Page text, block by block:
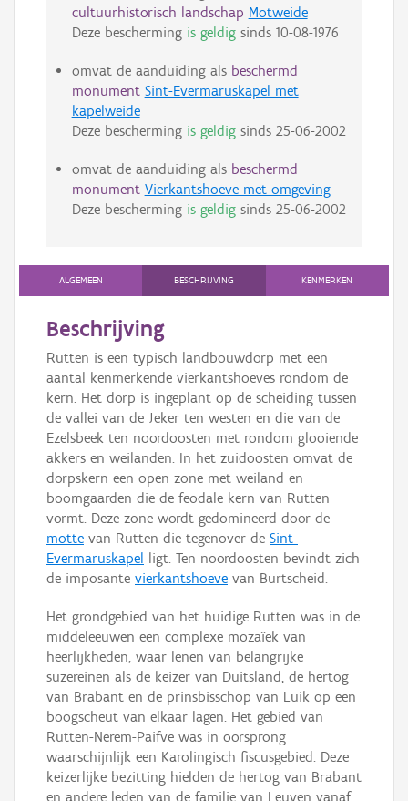
cultuurhistorisch landschap Motweide
Deze bescherming is geldigsinds 10-08-1976
omvat de aanduiding als beschermd
monument Sint-Evermaruskapel met
kapelweide
Deze bescherming is geldigsinds 25-06-2002
omvat de aanduiding als beschermd
monument Vierkantshoeve met omgeving
Deze bescherming is geldigsinds 25-06-2002
ALGEMEEN BESCHRIJVING KENMERKEN
Beschrijving
Rutten is een typisch landbouwdorp met een
aantal kenmerkende vierkantshoeves rondom de
kern. Het dorp is ingeplant op de scheiding tussen
de vallei van de Jeker ten westen en die van de
Ezelsbeek ten noordoosten met rondom glooiende
akkers en weilanden. In het zuidoosten omvat de
dorpskern een open zone met weiland en
boomgaarden die de feodale kern van Rutten
vormt. Deze zone wordt gedomineerd door de
motte van Rutten die tegenover de Sint-
Evermaruskapel
ligt. Ten noordoosten bevindt zich
de imposante vierkantshoeve van Burtscheid.
Het grondgebied van het huidige Rutten was in de
middeleeuwen een complexe mozaïek van
heerlijkheden, waar lenen van belangrijke
suzereinen als de keizer van Duitsland, de hertog
van Brabant en de prinsbisschop van Luik op een
boogscheut van elkaar lagen. Het gebied van
Rutten-Nerem-Paifve was in oorsprong
waarschijnlijk een Karolingisch fiscusgebied. Deze
keizerlijke bezitting hielden de hertog van Brabant
en andere leden van de familie van Leuven vanaf